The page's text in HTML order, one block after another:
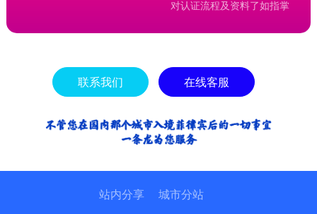
对认证流程及资料了如指掌
联系我们 在线客服
站内分享 城市分站